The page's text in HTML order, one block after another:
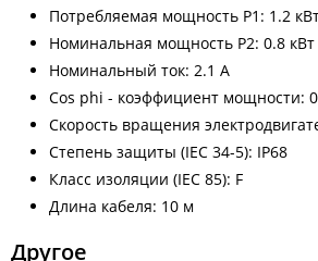
Потребляемая мощность P1: 1.2
Номинальная мощность P2: 0.8 кВт
Номинальный ток: 2.1 A
Cos phi - коэффициент мощности:
Скорость вращения
Степень защиты (IEC 34-5): IP68
Класс изоляции (IEC 85): F
Длина кабеля: 10 м
Другое